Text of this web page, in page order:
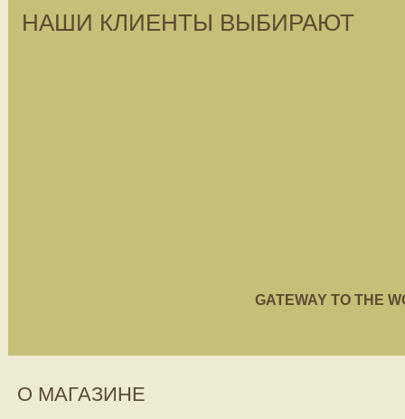
НАШИ КЛИЕНТЫ ВЫБИРАЮТ
GATEWAY TO THE
О МАГАЗИНЕ